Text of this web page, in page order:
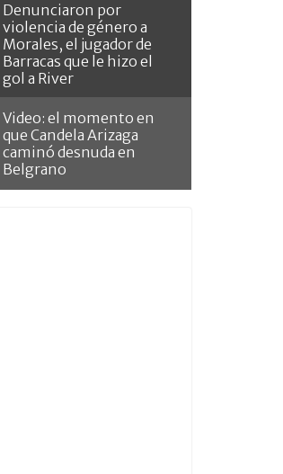
Denunciaron por
violencia de género a
Morales, el jugador de
Barracas que le hizo el
gol a River
Video: el momento en
que Candela Arizaga
caminó desnuda en
Belgrano